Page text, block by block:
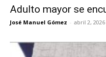
Adulto mayor se
José Manuel Gómez - abril 2, 2026